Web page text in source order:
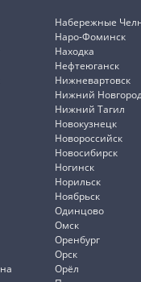
Набережные
Наро-Фоминск
Находка
Нефтеюганск
Нижневартовск
Нижний
Нижний Тагил
Новокузнецк
Новороссийск
Новосибирск
Ногинск
Норильск
Ноябрьск
Одинцово
Омск
Оренбург
Орск
Орёл